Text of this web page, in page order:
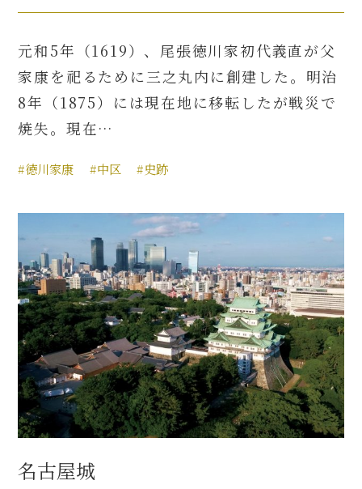
元和5年（1619）、尾張徳川家初代義直が父
家康を祀るために三之丸内に創建した。明治
8年（1875）には現在地に移転したが戦災で
焼失。現在…
#徳川家康 #中区 #史跡
名古屋城